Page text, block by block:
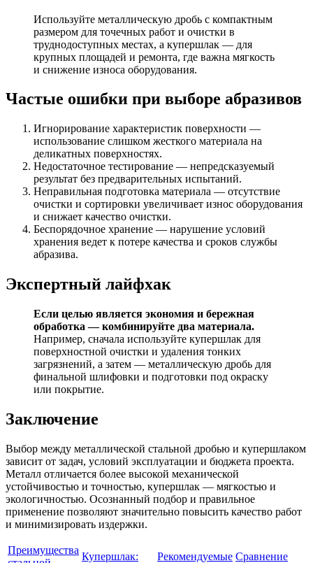
Используйте металлическую дробь с компактным
размером для точечных работ и очистки в
труднодоступных местах, а купершлак — для
крупных площадей и ремонта, где важна мягкость
и снижение износа оборудования.
Частые ошибки при выборе абразивов
Игнорирование характеристик поверхности —
использование слишком жесткого материала на
деликатных поверхностях.
Недостаточное тестирование — непредсказуемый
результат без предварительных испытаний.
Неправильная подготовка материала — отсутствие
очистки и сортировки увеличивает износ оборудования
и снижает качество очистки.
Беспорядочное хранение — нарушение условий
хранения ведет к потере качества и сроков службы
абразива.
Экспертный лайфхак
Если целью является экономия и бережная
обработка — комбинируйте два материала.
Например, сначала используйте купершлак для
поверхностной очистки и удаления тонких
загрязнений, а затем — металлическую дробь для
финальной шлифовки и подготовки под окраску
или покрытие.
Заключение
Выбор между металлической стальной дробью и купершлаком
зависит от задач, условий эксплуатации и бюджета проекта.
Металл отличается более высокой механической
устойчивостью и точностью, купершлак — мягкостью и
экологичностью. Осознанный подбор и правильное
применение позволяют значительно повысить качество работ
и минимизировать издержки.
Преимущества
Купершлак: Рекомендуемые Сравнение